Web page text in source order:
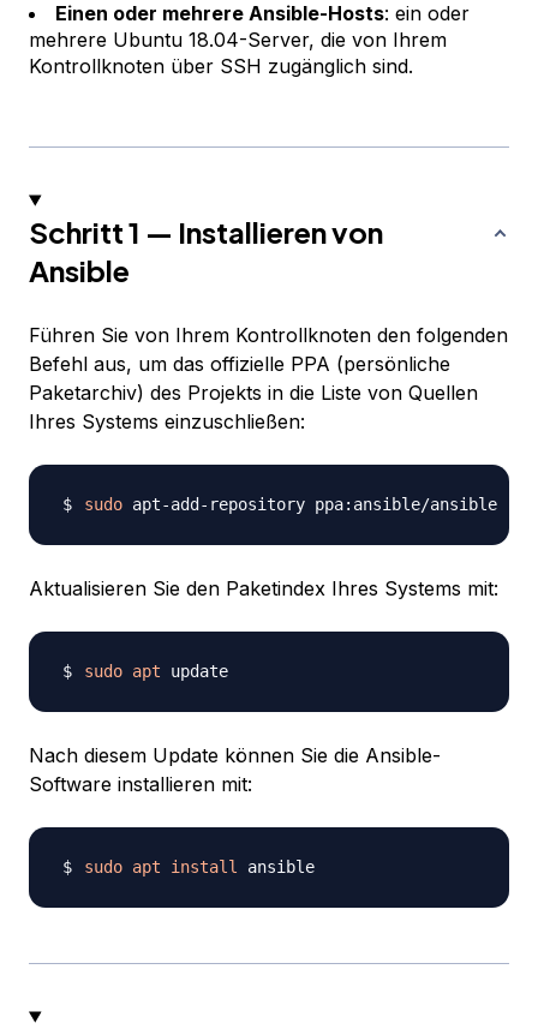
Einen oder mehrere Ansible-Hosts: ein oder
mehrere Ubuntu 18.04-Server, die von Ihrem
Kontrollknoten über SSH zugänglich sind.
Schritt 1 — Installieren von
Ansible
Führen Sie von Ihrem Kontrollknoten den folgenden
Befehl aus, um das offizielle PPA (persönliche
Paketarchiv) des Projekts in die Liste von Quellen
Ihres Systems einzuschließen:
sudo
Aktualisieren Sie den Paketindex Ihres Systems mit:
sudo apt
Nach diesem Update können Sie die Ansible-
Software installieren mit:
sudo apt install